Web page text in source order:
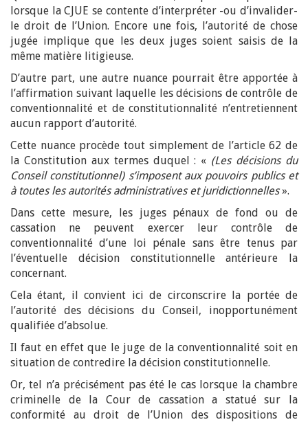
lorsque la CJUE se contente d’interpréter -ou d’invalider-
le droit de l’Union. Encore une fois, l’autorité de chose
jugée implique que les deux juges soient saisis de la
même matière litigieuse.
D’autre part, une autre nuance pourrait être apportée à
l’affirmation suivant laquelle les décisions de contrôle de
conventionnalité et de constitutionnalité n’entretiennent
aucun rapport d’autorité.
Cette nuance procède tout simplement de l’article 62 de
la Constitution aux termes duquel : « (Les décisions du
Conseil constitutionnel) s’imposent aux pouvoirs publics et
à toutes les autorités administratives et juridictionnelles».
Dans cette mesure, les juges pénaux de fond ou de
cassation ne peuvent exercer leur contrôle de
conventionnalité d’une loi pénale sans être tenus par
l’éventuelle décision constitutionnelle antérieure la
concernant.
Cela étant, il convient ici de circonscrire la portée de
l’autorité des décisions du Conseil, inopportunément
qualifiée d’absolue.
Il faut en effet que le juge de la conventionnalité soit en
situation de contredire la décision constitutionnelle.
Or, tel n’a précisément pas été le cas lorsque la chambre
criminelle de la Cour de cassation a statué sur la
conformité au droit de l’Union des dispositions de